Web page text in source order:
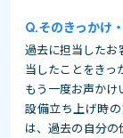
そのきっかけ
過去に担当したお
当したことをきっ
もう一度お声かけ
設備立ち上げ時
は、過去の自分